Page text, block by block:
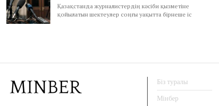
Қазақстанда журналистердің кәсіби қызметіне
қойылатын шектеулер соңғы уақытта бірнеше іс
Біз туралы
Мінбер